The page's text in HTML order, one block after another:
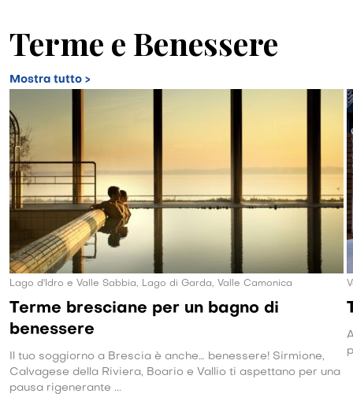
Terme e Benessere
Mostra tutto >
Lago d'Idro e Valle Sabbia, Lago di Garda, Valle Camonica
Terme bresciane per un bagno di
benessere
Il tuo soggiorno a Brescia è anche… benessere! Sirmione,
Calvagese della Riviera, Boario e Vallio ti aspettano per una
pausa rigenerante ...